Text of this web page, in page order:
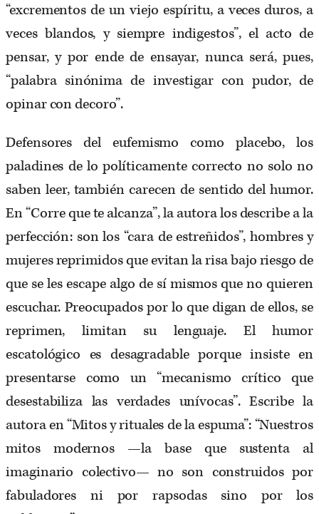
“excrementos de un viejo espíritu, a veces duros, a
veces blandos, y siempre indigestos”, el acto de
pensar, y por ende de ensayar, nunca será, pues,
“palabra sinónima de investigar con pudor, de
opinar con decoro”.
Defensores del eufemismo como placebo, los
paladines de lo políticamente correcto no solo no
saben leer, también carecen de sentido del humor.
En “Corre que te alcanza”, la autora los describe a la
perfección: son los “cara de estreñidos”, hombres y
mujeres reprimidos que evitan la risa bajo riesgo de
que se les escape algo de sí mismos que no quieren
escuchar. Preocupados por lo que digan de ellos, se
reprimen, limitan su lenguaje. El humor
escatológico es desagradable porque insiste en
presentarse como un “mecanismo crítico que
desestabiliza las verdades unívocas”. Escribe la
autora en “Mitos y rituales de la espuma”: “Nuestros
mitos modernos —la base que sustenta al
imaginario colectivo— no son construidos por
fabuladores ni por rapsodas sino por los